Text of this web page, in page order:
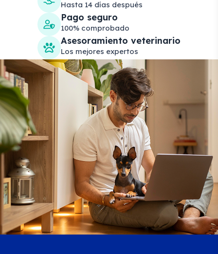
Hasta 14 días después
Pago seguro
100% comprobado
Asesoramiento veterinario
Los mejores expertos
Search products